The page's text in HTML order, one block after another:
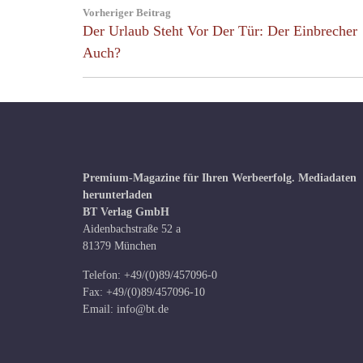
Vorheriger Beitrag
Previous
Post:
Der Urlaub Steht Vor Der Tür: Der Einbrecher
Auch?
Premium-Magazine für Ihren Werbeerfolg. Mediadaten
herunterladen
BT Verlag GmbH
Aidenbachstraße 52 a
81379 München
Telefon: +49/(0)89/457096-0
Fax: +49/(0)89/457096-10
Email: info@bt.de